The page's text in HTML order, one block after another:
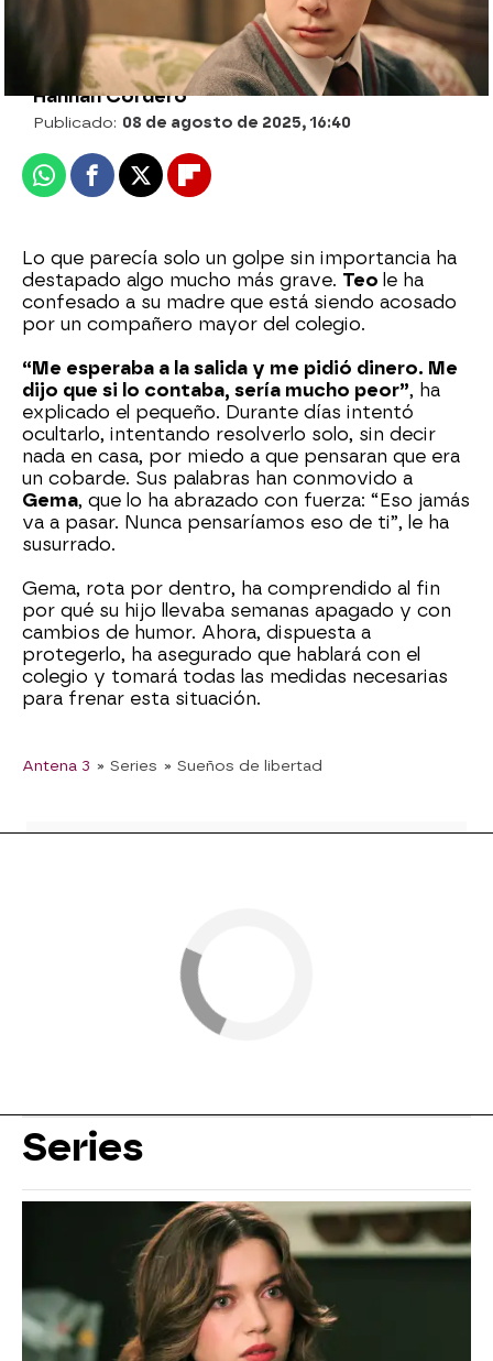
Hannah Cordero
Publicado: 08 de agosto de 2025, 16:40
WhatsappFacebook
X Flipboard
Lo que parecía solo un golpe sin importancia ha
destapado algo mucho más grave. Teo le ha
confesado a su madre que está siendo acosado
por un compañero mayor del colegio.
“Me esperaba a la salida y me pidió dinero. Me
dijo que si lo contaba, sería mucho peor”, ha
explicado el pequeño. Durante días intentó
ocultarlo, intentando resolverlo solo, sin decir
nada en casa, por miedo a que pensaran que era
un cobarde. Sus palabras han conmovido a
Gema, que lo ha abrazado con fuerza: “Eso jamás
va a pasar. Nunca pensaríamos eso de ti”, le ha
susurrado.
Gema, rota por dentro, ha comprendido al fin
por qué su hijo llevaba semanas apagado y con
cambios de humor. Ahora, dispuesta a
protegerlo, ha asegurado que hablará con el
colegio y tomará todas las medidas necesarias
para frenar esta situación.
Antena 3 » Series » Sueños de libertad
Series